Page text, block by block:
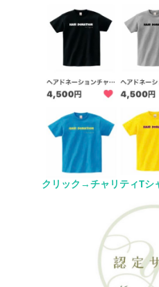
クリック→チャリティTシ